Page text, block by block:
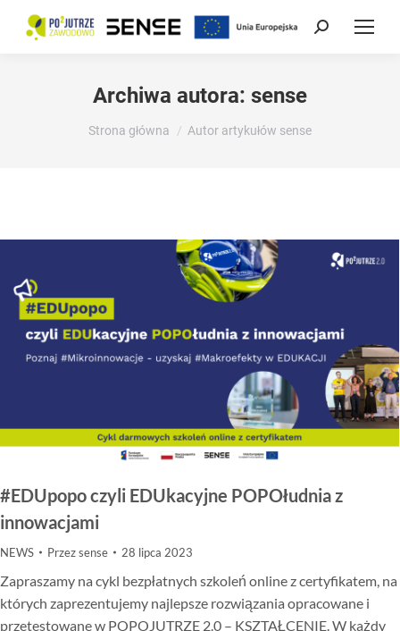
Szukaj:
Archiwa autora: sense
Jesteś tutaj:
Strona główna Autor artykułów sense
#EDUpopo czyli EDUkacyjne POPOłudnia z
innowacjami
NEWS Przezsense 28 lipca 2023
Zapraszamy na cykl bezpłatnych szkoleń online z certyfikatem, na
których zaprezentujemy najlepsze rozwiązania opracowane i
przetestowane w POPOJUTRZE 2.0 – KSZTAŁCENIE. W każdy